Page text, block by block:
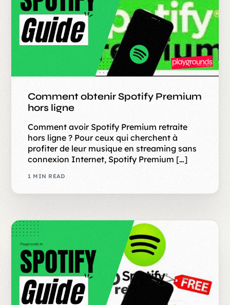
Comment obtenir Spotify Premium
hors ligne
Comment avoir Spotify Premium retraite
hors ligne ? Pour ceux qui cherchent à
profiter de leur musique en streaming sans
connexion Internet, Spotify Premium […]
1 MIN READ